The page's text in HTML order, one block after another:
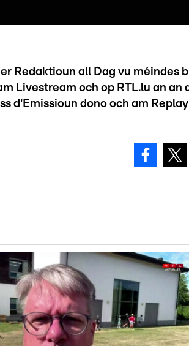
Redaktioun all Dag vu méindes
Livestream och op RTL.lu an an
d'Emissioun dono och am